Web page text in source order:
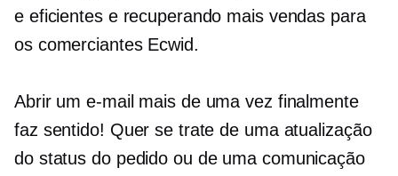
e eficientes e recuperando mais vendas para
os comerciantes Ecwid.
Abrir um e-mail mais de uma vez finalmente
faz sentido! Quer se trate de uma atualização
do status do pedido ou de uma comunicação